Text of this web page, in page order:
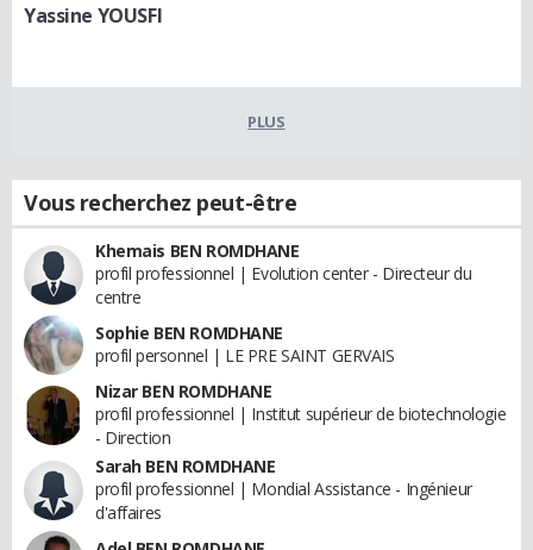
Yassine YOUSFI
PLUS
Vous recherchez peut-être
Khemais BEN ROMDHANE
profil professionnel | Evolution center - Directeur du
centre
Sophie BEN ROMDHANE
profil personnel | LE PRE SAINT GERVAIS
Nizar BEN ROMDHANE
profil professionnel | Institut supérieur de biotechnologie
- Direction
Sarah BEN ROMDHANE
profil professionnel | Mondial Assistance - Ingénieur
d'affaires